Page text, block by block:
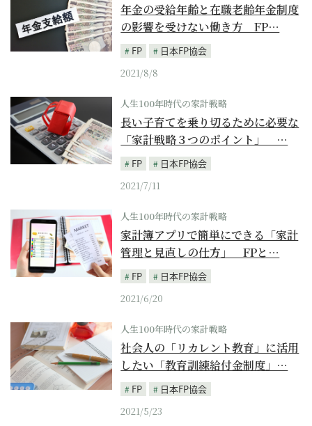
年金の受給年齢と在職老齢年金制度
の影響を受けない働き方 FP…
FP
日本FP協会
2021/8/8
人生100年時代の家計戦略
長い子育てを乗り切るために必要な
「家計戦略３つのポイント」 …
FP
日本FP協会
2021/7/11
人生100年時代の家計戦略
家計簿アプリで簡単にできる「家計
管理と見直しの仕方」 FPと…
FP
日本FP協会
2021/6/20
人生100年時代の家計戦略
社会人の「リカレント教育」に活用
したい「教育訓練給付金制度」…
FP
日本FP協会
2021/5/23